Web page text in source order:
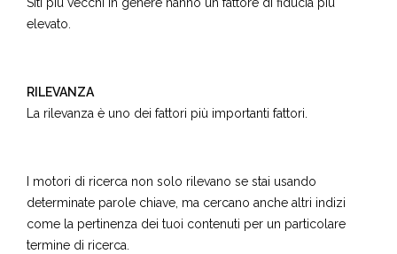
Siti più vecchi in genere hanno un fattore di fiducia più
elevato.
RILEVANZA
La rilevanza è uno dei fattori più importanti fattori.
I motori di ricerca non solo rilevano se stai usando
determinate parole chiave, ma cercano anche altri indizi
come la pertinenza dei tuoi contenuti per un particolare
termine di ricerca.